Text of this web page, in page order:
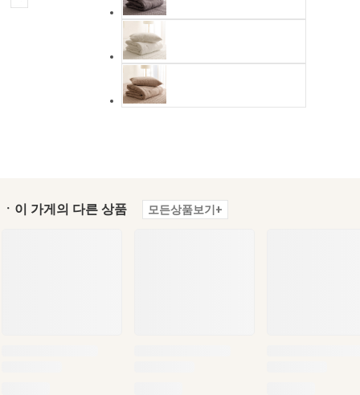
ㆍ이 가게의 다른 상품 모든상품보기+